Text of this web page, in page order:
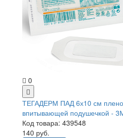
0
ТЕГАДЕРМ ПАД 6х10 см
впитывающей подушечкой -
Код товара: 439548
140 руб.